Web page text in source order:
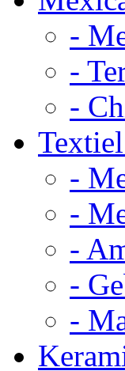
-
-
-
-
-
-
-
-